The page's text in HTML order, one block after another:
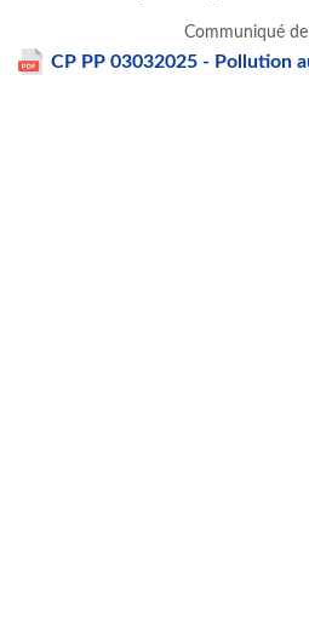
Communiqué de
CP PP 03032025 - Pollution